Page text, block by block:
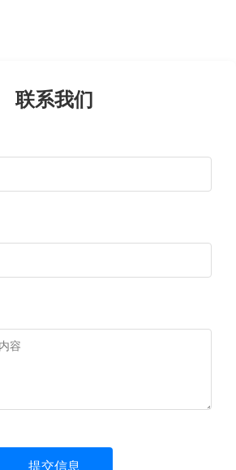
联系我们
提交信息